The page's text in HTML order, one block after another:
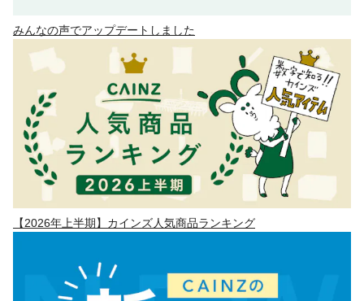
みんなの声でアップデートしました
【2026年上半期】カインズ人気商品ランキング